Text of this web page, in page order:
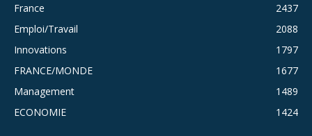
France
2437
Emploi/Travail
2088
Innovations
1797
FRANCE/MONDE
1677
Management
1489
ECONOMIE
1424